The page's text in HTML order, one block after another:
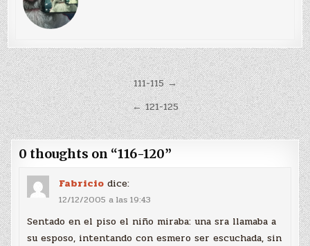
Navegación
de
entradas
111-115 →
← 121-125
0 thoughts on “116-120”
Fabricio dice:
12/12/2005 a las 19:43
Sentado en el piso el niño miraba: una sra llamaba a
su esposo, intentando con esmero ser escuchada, sin